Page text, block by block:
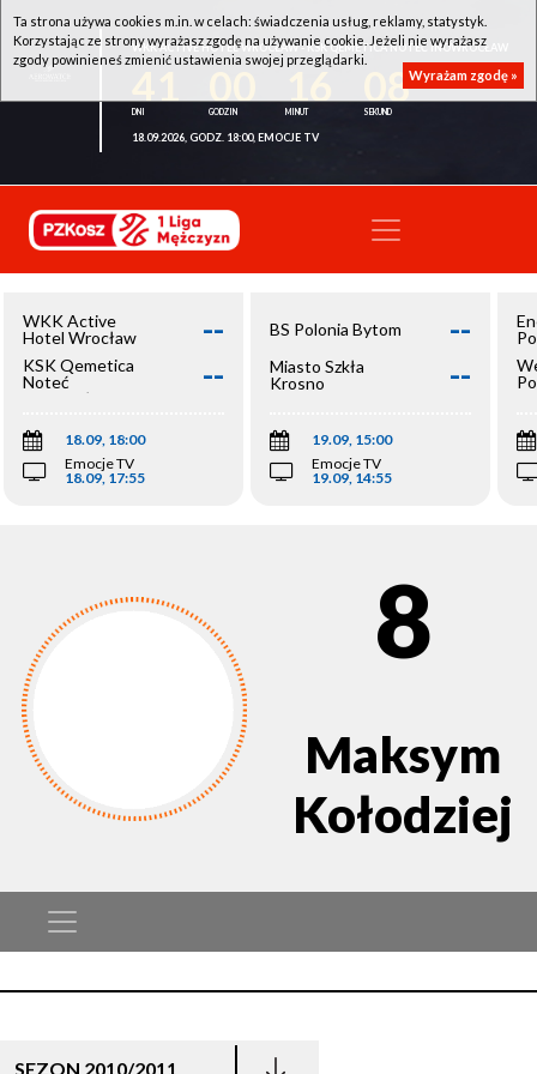
WKK ACTIVE HOTEL WROCŁAW - KSK QEMETICA NOTEĆ INOWROCŁAW
08
18.09.2026, GODZ. 18:00, EMOCJE TV
WKK Active
Hotel Wrocław
--
KSK Qemetica
Noteć
Inowrocław
--
18.09, 18:00
Emocje TV
18.09, 17:55
BS Polonia Bytom --
Miasto Szkła
Krosno
--
19.09, 15:00
Emocje TV
19.09, 14:55
8
Maksym
Kołodziej
SEZON 2010/2011
Ta strona używa cookies m.in. w celach: świadczenia usług, reklamy, statystyk.
Korzystając ze strony wyrażasz zgodę na używanie cookie. Jeżeli nie wyrażasz
zgody powinieneś zmienić ustawienia swojej przeglądarki.
Wyrażam zgodę »